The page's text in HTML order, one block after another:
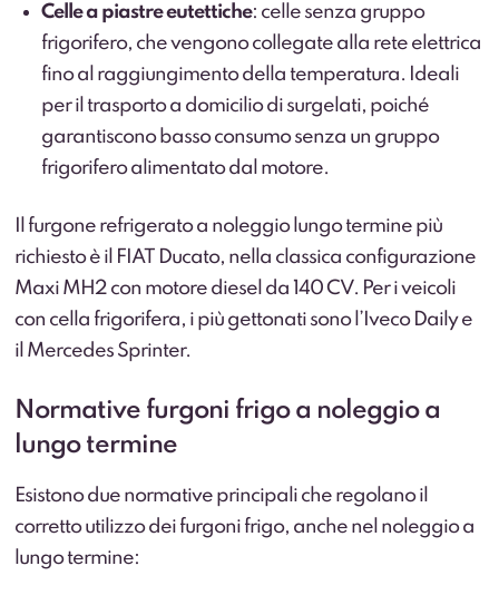
Celle a piastre eutettiche: celle senza gruppo
frigorifero, che vengono collegate alla rete elettrica
fino al raggiungimento della temperatura. Ideali
per il trasporto a domicilio di surgelati, poiché
garantiscono basso consumo senza un gruppo
frigorifero alimentato dal motore.
Il furgone refrigerato a noleggio lungo termine più
richiesto è il FIAT Ducato, nella classica configurazione
Maxi MH2 con motore diesel da 140 CV. Per i veicoli
con cella frigorifera, i più gettonati sono l’Iveco Daily e
il Mercedes Sprinter.
Normative furgoni frigo a noleggio a
lungo termine
Esistono due normative principali che regolano il
corretto utilizzo dei furgoni frigo, anche nel noleggio a
lungo termine: